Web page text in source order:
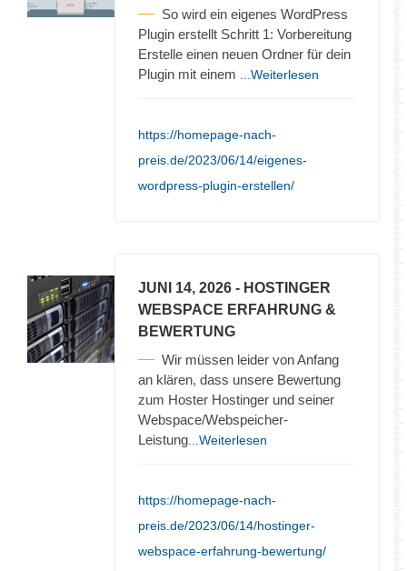
So wird ein eigenes WordPress
Plugin erstellt Schritt 1: Vorbereitung
Erstelle einen neuen Ordner für dein
Plugin mit einem
...Weiterlesen
https://homepage-nach-
preis.de/2023/06/14/eigenes-
wordpress-plugin-erstellen/
JUNI 14, 2026 - HOSTINGER
WEBSPACE ERFAHRUNG &
BEWERTUNG
Wir müssen leider von Anfang
an klären, dass unsere Bewertung
zum Hoster Hostinger und seiner
Webspace/Webspeicher-
Leistung ...Weiterlesen
https://homepage-nach-
preis.de/2023/06/14/hostinger-
webspace-erfahrung-bewertung/